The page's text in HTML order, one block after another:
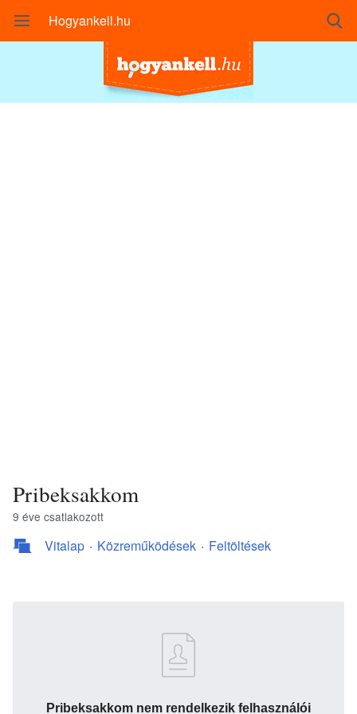
Hogyankell.hu
Pribeksakkom
9 éve csatlakozott
Vitalap Közreműködések Feltöltések
Pribeksakkom nem rendelkezik felhasználói